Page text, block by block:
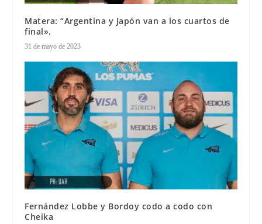
Matera: “Argentina y Japón van a los cuartos de
final».
31 de mayo de 2023
Fernández Lobbe y Bordoy codo a codo con
Cheika